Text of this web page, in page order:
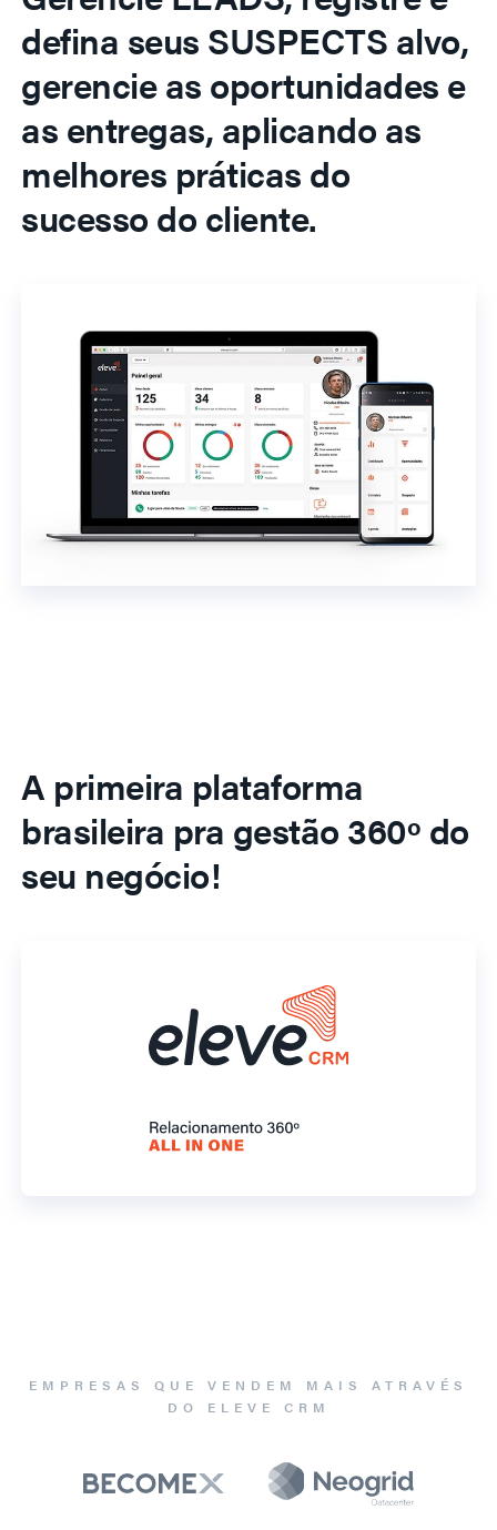
defina seus SUSPECTS alvo,
gerencie as oportunidades e
as entregas, aplicando as
melhores práticas do
sucesso do cliente.
A primeira plataforma
brasileira pra gestão 360º do
seu negócio!
EMPRESAS QUE VENDEM MAIS ATRAVÉS
DO ELEVE CRM